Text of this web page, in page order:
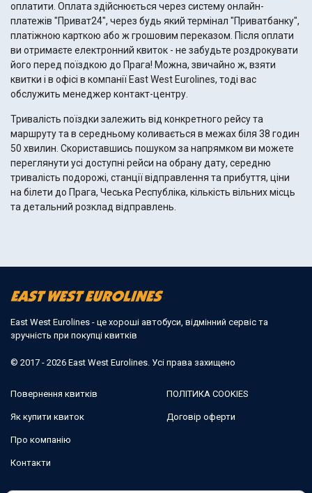
оплатити. Оплата здійснюється через систему онлайн-
платежів "Приват24", через будь який термінал "Приватбанку",
платіжною карткою або ж грошовим переказом. Після оплати
ви отримаєте електронний квиток - не забудьте роздрокувати
його перед поїздкою до Прага! Можна, звичайно ж, взяти
квитки і в офісі в компанії East West Eurolines, тоді вас
обслужить менеджер контакт-центру.
Тривалість поїздки залежить від конкретного рейсу та
маршруту та в середньому коливається в межах біля 38 годин
50 хвилин. Скориставшись пошуком за напрямком ви можете
переглянути усі доступні рейси на обрану дату, середню
тривалість подорожі, станції відправлення та прибуття, ціни
на білети до Прага, Чеська Республіка, кількість вільних місць
та детальний розклад відправлень.
East West Eurolines - це хороші автобуси, відмінний сервіс та
зручність при покупці квитків
© 2017 - 2026 East West Eurolines. Усі права захищено
Повернення квитків
Як купити квиток
Про компанію
Контакти
ПОЛІТИКА COOKIES
Договір оферти